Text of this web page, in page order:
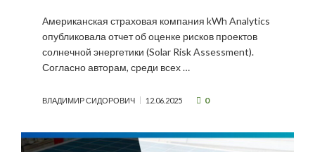
Американская страховая компания kWh Analytics
опубликовала отчет об оценке рисков проектов
солнечной энергетики (Solar Risk Assessment).
Согласно авторам, среди всех …
ВЛАДИМИР СИДОРОВИЧ 12.06.2025 0